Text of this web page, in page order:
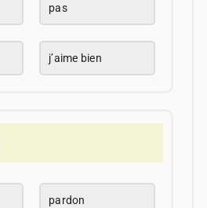
pas
j’aime bien
pardon